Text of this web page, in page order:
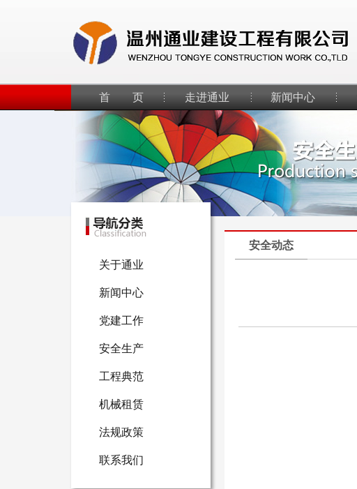
首 页 走进通业 新闻中心
关于通业
新闻中心
党建工作
安全生产
工程典范
机械租赁
法规政策
联系我们
安全动态